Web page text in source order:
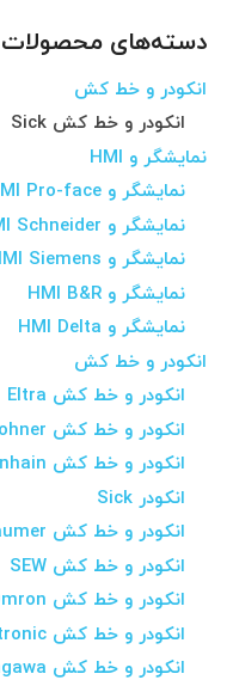
دسته‌های محصولات
انکودر و خط کش
انکودر و خط کش Sick
نمایشگر و HMI
نمایشگر و HMI Pro-face
نمایشگر و HMI Schneider
نمایشگر و HMI Siemens
نمایشگر و HMI B&R
نمایشگر و HMI Delta
انکودر و خط کش
انکودر و خط کش Eltra
انکودر و خط کش Hohner
انکودر و خط کش Heidenhain
انکودر Sick
انکودر و خط کش Baumer
انکودر و خط کش SEW
انکودر و خط کش Omron
انکودر و خط کش Trelectronic
انکودر و خط کش Tamagawa